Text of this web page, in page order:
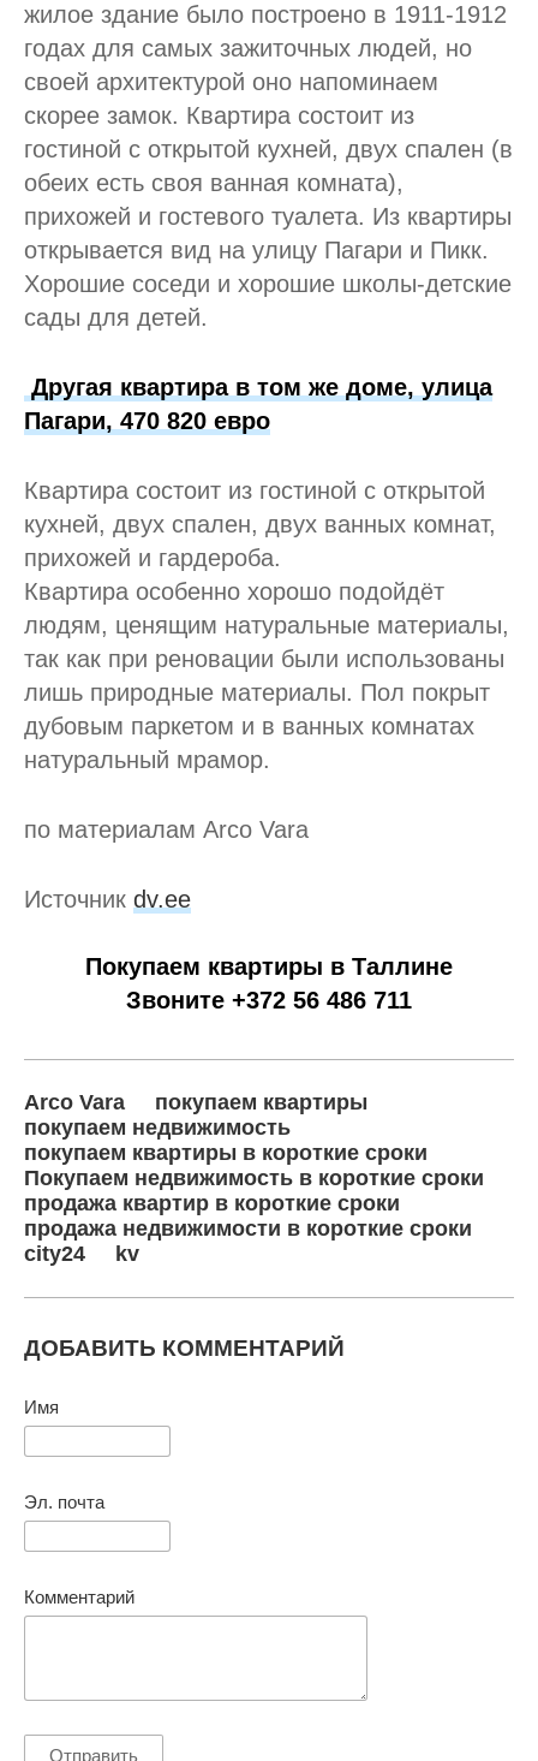
жилое здание было построено в 1911-1912
годах для самых зажиточных людей, но
своей архитектурой оно напоминаем
скорее замок. Квартира состоит из
гостиной с открытой кухней, двух спален (в
обеих есть своя ванная комната),
прихожей и гостевого туалета. Из квартиры
открывается вид на улицу Пагари и Пикк.
Хорошие соседи и хорошие школы-детские
сады для детей.
Другая квартира в том же доме, улица
Пагари, 470 820 евро
Квартира состоит из гостиной с открытой
кухней, двух спален, двух ванных комнат,
прихожей и гардероба.
Квартира особенно хорошо подойдёт
людям, ценящим натуральные материалы,
так как при реновации были использованы
лишь природные материалы. Пол покрыт
дубовым паркетом и в ванных комнатах
натуральный мрамор.
по материалам Arco Vara
Источник dv.ee
Покупаем квартиры в Таллине
Звоните +372 56 486 711
Arco Vara
покупаем квартиры
покупаем недвижимость
покупаем квартиры в короткие сроки
Покупаем недвижимость в короткие сроки
продажа квартир в короткие сроки
продажа недвижимости в короткие сроки
city24
kv
ДОБАВИТЬ КОММЕНТАРИЙ
Имя
Эл. почта
Комментарий